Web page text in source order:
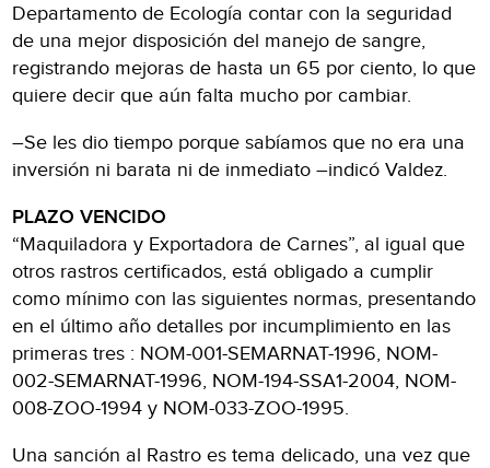
Departamento de Ecología contar con la seguridad
de una mejor disposición del manejo de sangre,
registrando mejoras de hasta un 65 por ciento, lo que
quiere decir que aún falta mucho por cambiar.
–Se les dio tiempo porque sabíamos que no era una
inversión ni barata ni de inmediato –indicó Valdez.
PLAZO VENCIDO
“Maquiladora y Exportadora de Carnes”, al igual que
otros rastros certificados, está obligado a cumplir
como mínimo con las siguientes normas, presentando
en el último año detalles por incumplimiento en las
primeras tres : NOM-001-SEMARNAT-1996, NOM-
002-SEMARNAT-1996, NOM-194-SSA1-2004, NOM-
008-ZOO-1994 y NOM-033-ZOO-1995.
Una sanción al Rastro es tema delicado, una vez que